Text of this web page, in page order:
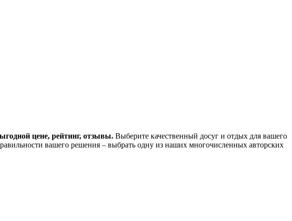
цене, рейтинг, отзывы. Выберите качественный досуг и отдых для вашего
вашего решения – выбрать одну из наших многочисленных авторских